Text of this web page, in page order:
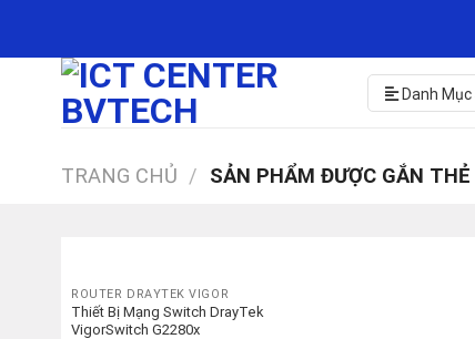
Danh
TRANG CHỦ / SẢN PHẨM ĐƯỢC GẮN THẺ
ROUTER DRAYTEK VIGOR
Thiết Bị Mạng Switch DrayTek
VigorSwitch G2280x